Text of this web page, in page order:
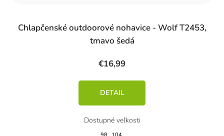
Chlapčenské outdoorové nohavice - Wolf T2453,
tmavo šedá
€16,99
DETAIL